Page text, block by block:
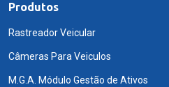
Produtos
Rastreador Veicular
Câmeras Para Veiculos
M.G.A. Módulo Gestão de Ativos